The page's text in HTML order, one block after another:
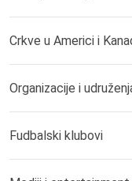
Crkve u Americi i
Organizacije i
Fudbalski klubovi